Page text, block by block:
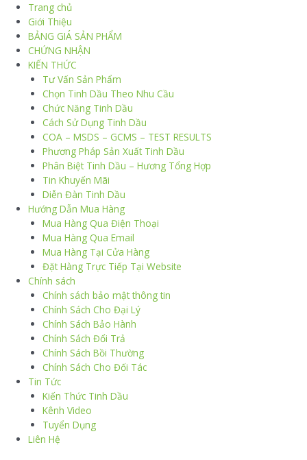
Trang chủ
Giới Thiệu
BẢNG GIÁ SẢN PHẨM
CHỨNG NHẬN
KIẾN THỨC
Tư Vấn Sản Phẩm
Chọn Tinh Dầu Theo Nhu Cầu
Chức Năng Tinh Dầu
Cách Sử Dụng Tinh Dầu
COA – MSDS – GCMS – TEST RESULTS
Phương Pháp Sản Xuất Tinh Dầu
Phân Biệt Tinh Dầu – Hương Tổng Hợp
Tin Khuyến Mãi
Diễn Đàn Tinh Dầu
Hướng Dẫn Mua Hàng
Mua Hàng Qua Điện Thoại
Mua Hàng Qua Email
Mua Hàng Tại Cửa Hàng
Đặt Hàng Trực Tiếp Tại Website
Chính sách
Chính sách bảo mật thông tin
Chính Sách Cho Đại Lý
Chính Sách Bảo Hành
Chính Sách Đổi Trả
Chính Sách Bồi Thường
Chính Sách Cho Đối Tác
Tin Tức
Kiến Thức Tinh Dầu
Kênh Video
Tuyển Dụng
Liên Hệ